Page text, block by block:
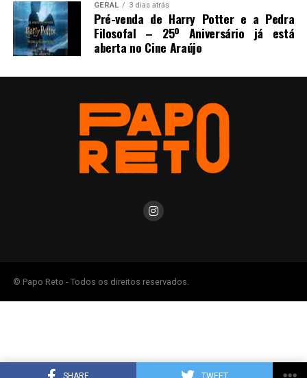
SHARE TWEET
GERAL 3 dias atrás
Pré-venda de Harry Potter e a Pedra
Filosofal – 25º Aniversário já está
aberta no Cine Araújo
© Papo Reto - Todos os direitos reservados.